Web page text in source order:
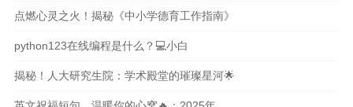
点燃心灵之火！揭秘《中小学德育工作指南》
python123在线编程是什么？💻小白
揭秘！人大研究生院：学术殿堂的璀璨星河🌟